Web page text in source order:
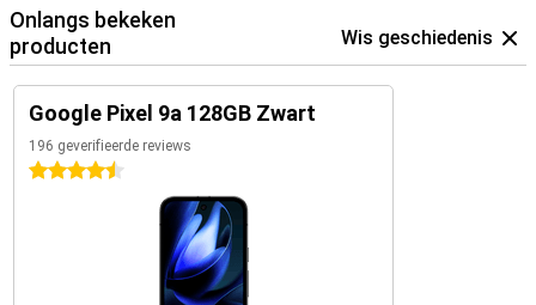
Onlangs bekeken
producten
Wis geschiedenis
Google Pixel 9a 128GB Zwart
196 geverifieerde reviews
4.5 sterren